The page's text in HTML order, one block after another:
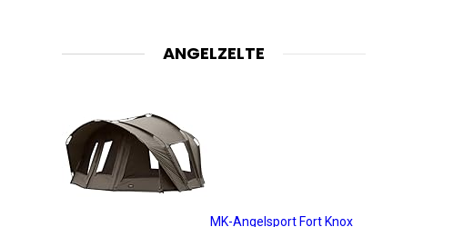
ANGELZELTE
MK-Angelsport Fort Knox